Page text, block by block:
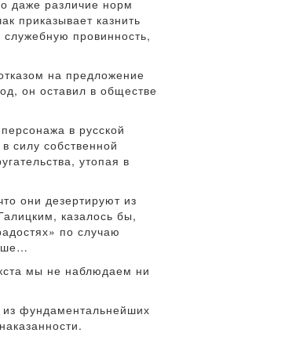
даже различие норм
приказывает казнить
провинность,
на предложение
он оставил в обществе
в русской
силу собственной
утопая в
они дезертируют из
казалось бы,
по случаю
мы не наблюдаем ни
фундаментальнейших